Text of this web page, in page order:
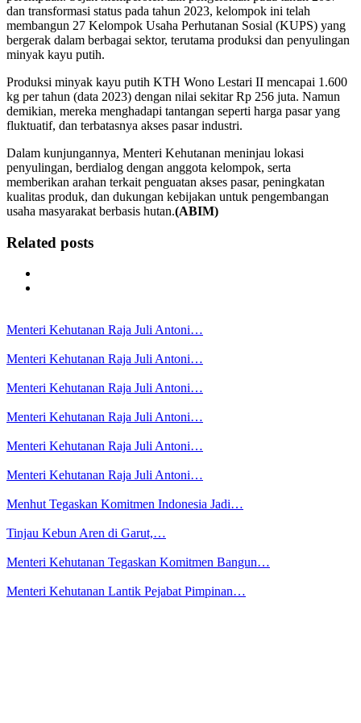
dan transformasi status pada tahun 2023, kelompok ini telah
membangun 27 Kelompok Usaha Perhutanan Sosial (KUPS) yang
bergerak dalam berbagai sektor, terutama produksi dan penyulingan
minyak kayu putih.
Produksi minyak kayu putih KTH Wono Lestari II mencapai 1.600
kg per tahun (data 2023) dengan nilai sekitar Rp 256 juta. Namun
demikian, mereka menghadapi tantangan seperti harga pasar yang
fluktuatif, dan terbatasnya akses pasar industri.
Dalam kunjungannya, Menteri Kehutanan meninjau lokasi
penyulingan, berdialog dengan anggota kelompok, serta
memberikan arahan terkait penguatan akses pasar, peningkatan
kualitas produk, dan dukungan kebijakan untuk pengembangan
usaha masyarakat berbasis hutan.(ABIM)
Related posts
Menteri Kehutanan Raja Juli Antoni…
Menteri Kehutanan Raja Juli Antoni…
Menteri Kehutanan Raja Juli Antoni…
Menteri Kehutanan Raja Juli Antoni…
Menteri Kehutanan Raja Juli Antoni…
Menteri Kehutanan Raja Juli Antoni…
Menhut Tegaskan Komitmen Indonesia Jadi…
Tinjau Kebun Aren di Garut,…
Menteri Kehutanan Tegaskan Komitmen Bangun…
Menteri Kehutanan Lantik Pejabat Pimpinan…